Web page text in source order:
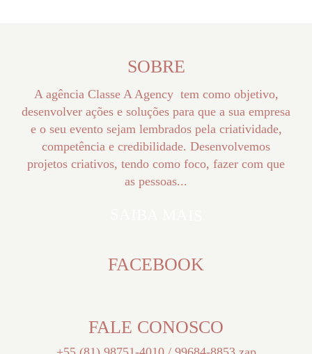
SOBRE
A agência Classe A Agency tem como objetivo,
desenvolver ações e soluções para que a sua empresa
e o seu evento sejam lembrados pela criatividade,
competência e credibilidade. Desenvolvemos
projetos criativos, tendo como foco, fazer com que
as pessoas...
FACEBOOK
FALE CONOSCO